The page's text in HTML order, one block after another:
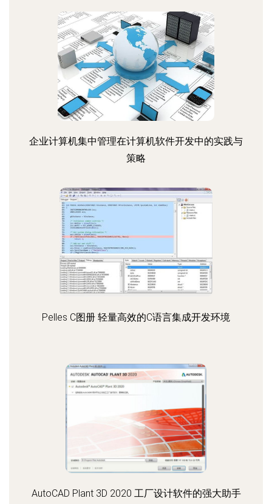
企业计算机集中管理在计算机软件开发中的实践与
策略
Pelles C图册 轻量高效的C语言集成开发环境
AutoCAD Plant 3D 2020 工厂设计软件的强大助手